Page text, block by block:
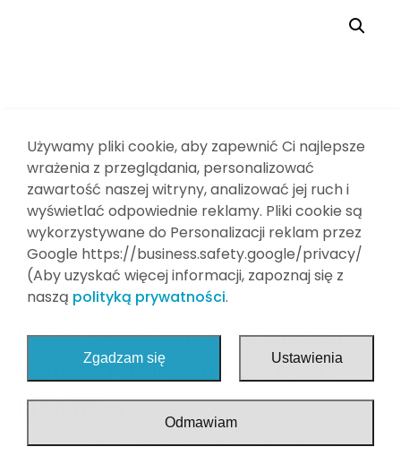
Strefa sport
Strefa Home
Stół rehabilitacyjny składany
Stoły do tenisa stołowego/ping pong
Pokonywanie Barier
Dezynfekcja
Rotor zespolony do ćwiczeń
kończyn dolnych i górnych
1350,00zł
Rotor zespolony KRDG umożliwia jednoczesne
Używamy pliki cookie, aby zapewnić Ci najlepsze
wrażenia z przeglądania, personalizować
zawartość naszej witryny, analizować jej ruch i
wyświetlać odpowiednie reklamy. Pliki cookie są
wykorzystywane do Personalizacji reklam przez
Google https://business.safety.google/privacy/
(Aby uzyskać więcej informacji, zapoznaj się z
naszą polityką prywatności.
Zgadzam się Ustawienia
Odmawiam